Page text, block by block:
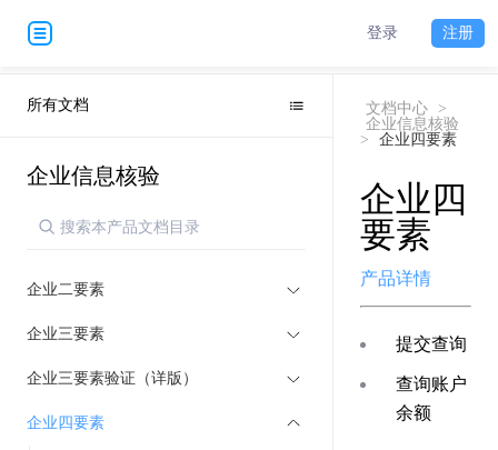
登录 注册
所有文档
企业信息核验
企业二要素
企业三要素
企业三要素验证（详版）
企业四要素
文档中心
>
企业信息核验
>
企业四要素
企业四
要素
产品详情
提交查询
查询账户
余额